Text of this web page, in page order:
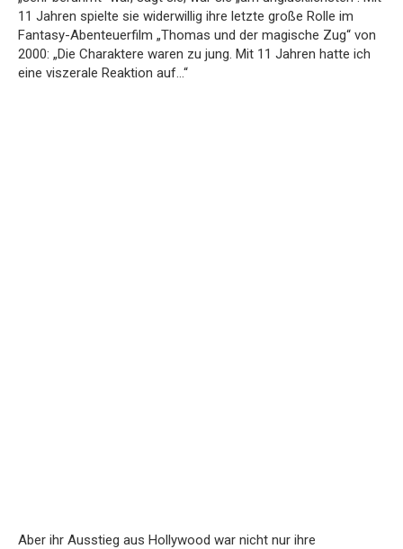
11 Jahren spielte sie widerwillig ihre letzte große Rolle im
Fantasy-Abenteuerfilm „Thomas und der magische Zug“ von
2000: „Die Charaktere waren zu jung. Mit 11 Jahren hatte ich
eine viszerale Reaktion auf…“
Aber ihr Ausstieg aus Hollywood war nicht nur ihre